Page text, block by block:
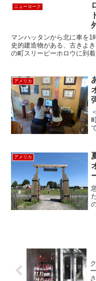
ニューヨーク
マンハッタンから北に車を1
史的建造物がある、古きよ
の町スリーピーホロウに到
アメリカ
アメリカ